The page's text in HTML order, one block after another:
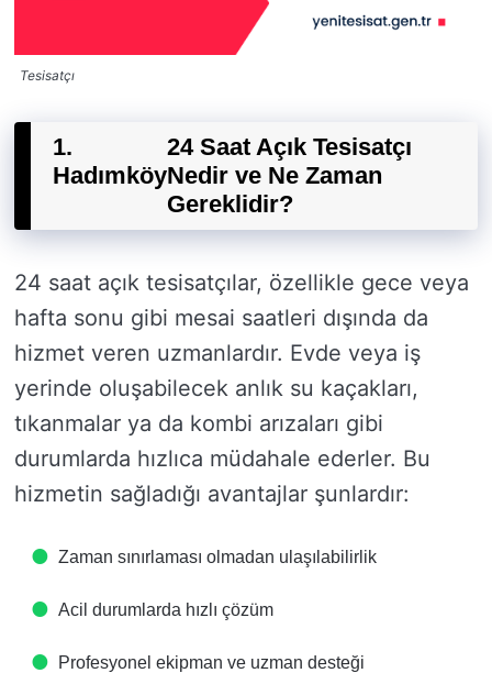
Tesisatçı
1.
Hadımköy
24 Saat Açık Tesisatçı
Nedir ve Ne Zaman
Gereklidir?
24 saat açık tesisatçılar, özellikle gece veya
hafta sonu gibi mesai saatleri dışında da
hizmet veren uzmanlardır. Evde veya iş
yerinde oluşabilecek anlık su kaçakları,
tıkanmalar ya da kombi arızaları gibi
durumlarda hızlıca müdahale ederler. Bu
hizmetin sağladığı avantajlar şunlardır:
Zaman sınırlaması olmadan ulaşılabilirlik
Acil durumlarda hızlı çözüm
Profesyonel ekipman ve uzman desteği